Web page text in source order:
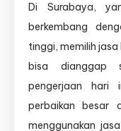
Di Surabaya,
berkembang
tinggi, memilih
bisa dianggap
pengerjaan hari
perbaikan besar
menggunakan